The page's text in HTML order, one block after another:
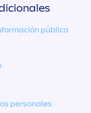
pública
personales